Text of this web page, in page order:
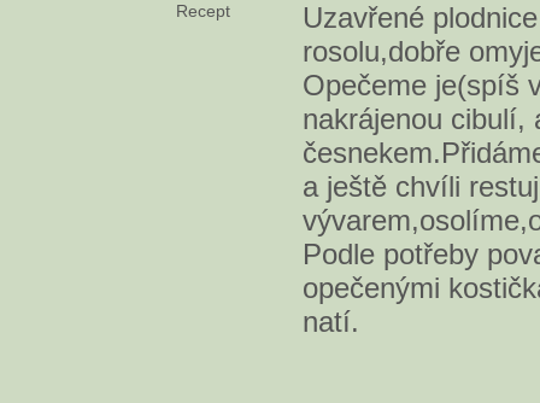
Recept
Uzavřené
rosolu,dobře
Opečeme je(spíš
nakrájenou cibulí,
a ještě chvíli
Podle potřeby
opečenými
natí.